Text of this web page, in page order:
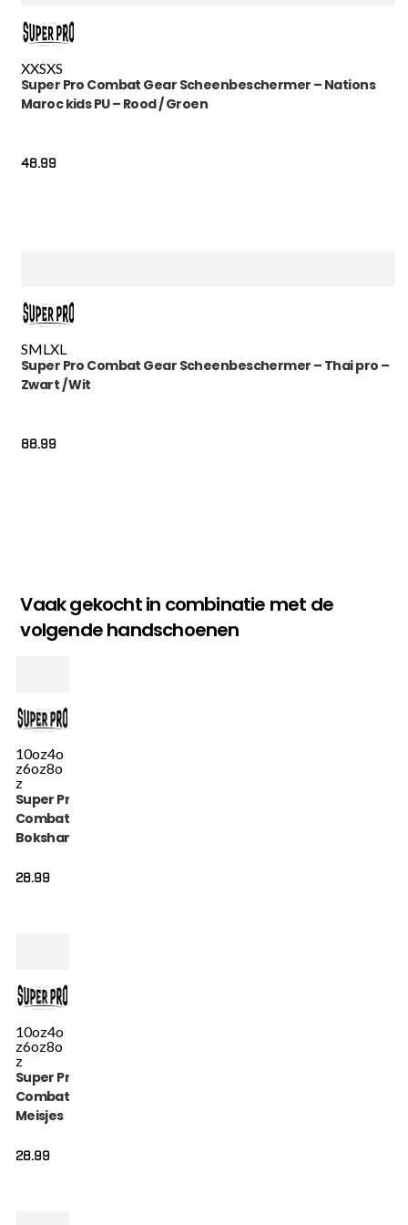
XXSXS
Super Pro Combat Gear Scheenbeschermer – Nations
Maroc kids PU – Rood / Groen
48.99
SMLXL
Super Pro Combat Gear Scheenbeschermer – Thai pro –
Zwart / Wit
88.99
Vaak gekocht in combinatie met de
volgende handschoenen
10oz4o
z6oz8o
z
Super Pro
Combat Gear
Bokshandschoen
Wit
28.99
10oz4o
z6oz8o
z
Super Pro
Combat Gear
Meisjes
- Talent - Roze /
28.99